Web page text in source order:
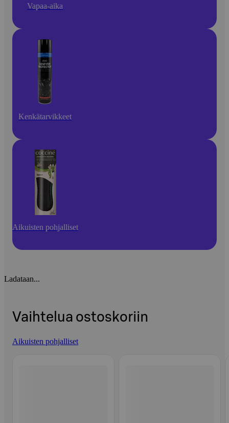
Vapaa-aika
Kenkätarvikkeet
Aikuisten pohjalliset
Ladataan...
Vaihtelua ostoskoriin
Aikuisten pohjalliset